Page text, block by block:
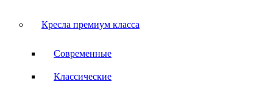
Кресла премиум класса
Современные
Классические